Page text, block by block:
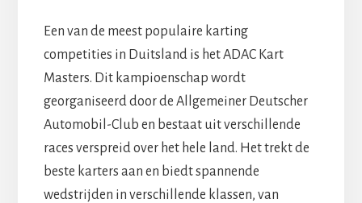
Een van de meest populaire karting
competities in Duitsland is het ADAC Kart
Masters. Dit kampioenschap wordt
georganiseerd door de Allgemeiner Deutscher
Automobil-Club en bestaat uit verschillende
races verspreid over het hele land. Het trekt de
beste karters aan en biedt spannende
wedstrijden in verschillende klassen, van